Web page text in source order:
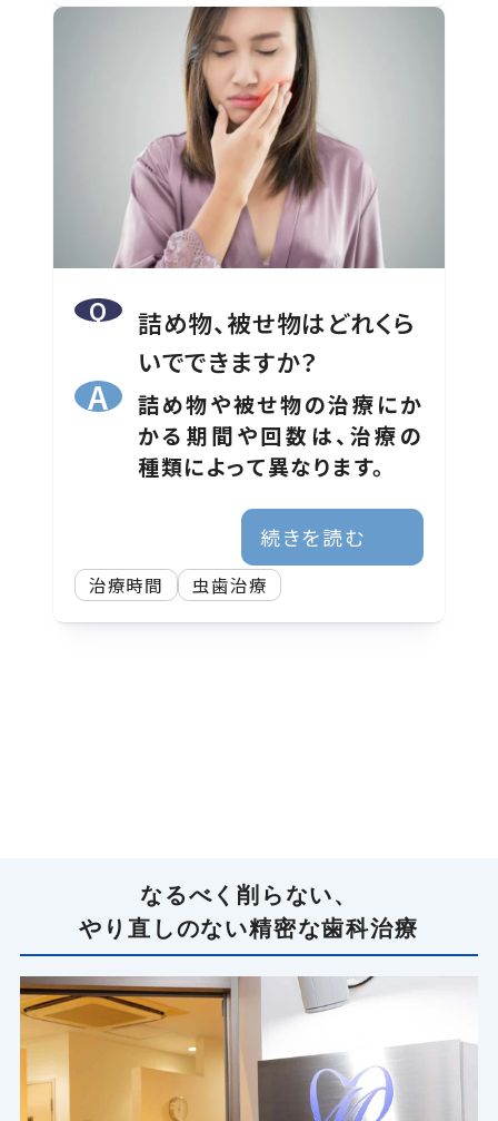
詰め物、被せ物はどれくら
いでできますか？
詰め物や被せ物の治療にか
かる期間や回数は、治療の
種類によって異なります。
続きを読む
治療時間 虫歯治療
なるべく削らない、
やり直しのない精密な歯科治療